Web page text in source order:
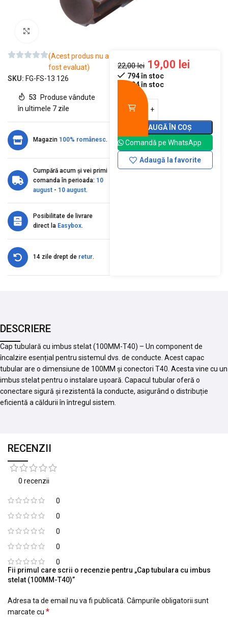
(Acest produs nu a
fost evaluat)
SKU: FG-FS-13 126
53
Produse vândute
în ultimele 7 zile
Magazin 100% românesc.
Cumpără acum și vei primi
comanda în perioada: 10
august - 10 august.
Posibilitate de livrare
direct la Easybox.
14 zile drept de retur.
22,00lei 19,00 lei
794 în stoc
794 în stoc
ADAUGĂ ÎN COȘ
Comandă pe WhatsApp
Adaugă la favorite
DESCRIERE
Cap tubulară cu imbus stelat (100MM-T40) – Un component de
încalzire esențial pentru sistemul dvs. de conducte. Acest capac
tubular are o dimensiune de 100MM și conectori T40. Acesta vine cu un
imbus stelat pentru o instalare ușoară. Capacul tubular oferă o
conectare sigură și rezistentă la conducte, asigurând o distribuție
eficientă a căldurii în întregul sistem.
RECENZII
0 recenzii
0
0
0
0
0
Fii primul care scrii o recenzie pentru „Cap tubulara cu imbus
stelat (100MM-T40)”
Adresa ta de email nu va fi publicată. Câmpurile obligatorii sunt
marcate cu *